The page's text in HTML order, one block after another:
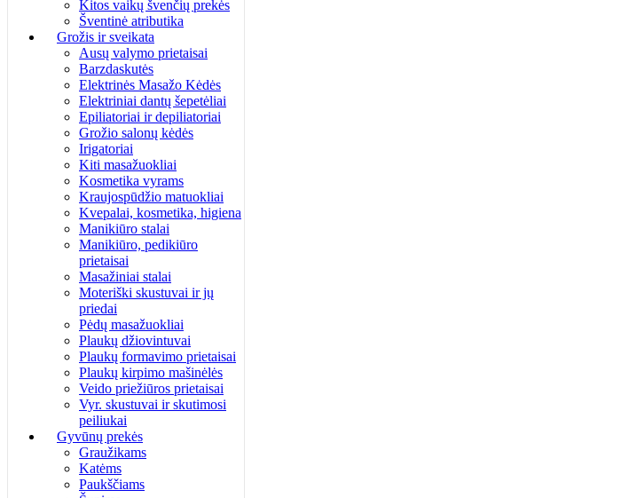
Kitos vaikų švenčių prekės
Šventinė atributika
Grožis ir sveikata
Ausų valymo prietaisai
Barzdaskutės
Elektrinės Masažo Kėdės
Elektriniai dantų šepetėliai
Epiliatoriai ir depiliatoriai
Grožio salonų kėdės
Irigatoriai
Kiti masažuokliai
Kosmetika vyrams
Kraujospūdžio matuokliai
Kvepalai, kosmetika, higiena
Manikiūro stalai
Manikiūro, pedikiūro
prietaisai
Masažiniai stalai
Moteriški skustuvai ir jų
priedai
Pėdų masažuokliai
Plaukų džiovintuvai
Plaukų formavimo prietaisai
Plaukų kirpimo mašinėlės
Veido priežiūros prietaisai
Vyr. skustuvai ir skutimosi
peiliukai
Gyvūnų prekės
Graužikams
Katėms
Paukščiams